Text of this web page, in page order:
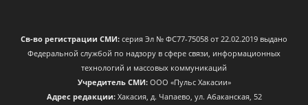
Св-во регистрации СМИ: серия Эл № ФС77-75058 от 22.02.2019 выдано
Федеральной службой по надзору в сфере связи, информационных
технологий и массовых коммуникаций
Учредитель СМИ:ООО «Пульс Хакасии»
Адрес редакции:Хакасия, д. Чапаево, ул. Абаканская, 52